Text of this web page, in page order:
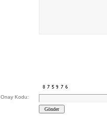
Onay Kodu: